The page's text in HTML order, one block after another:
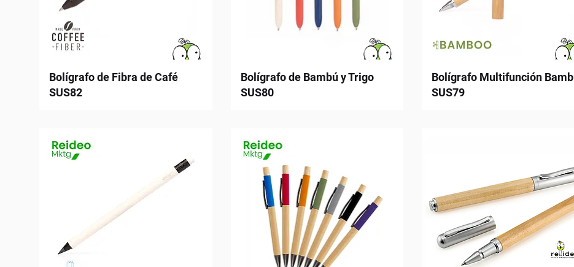
Bolígrafo de Fibra de Café
SUS82
Bolígrafo de Bambú y Trigo
SUS80
Bolígrafo Multifunción
SUS79